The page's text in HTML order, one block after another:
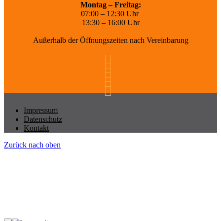
Montag – Freitag:
07:00 – 12:30 Uhr
13:30 – 16:00 Uhr
Außerhalb der Öffnungszeiten nach Vereinbarung
Impressum
Datenschutz
Kontakt
Zurück nach oben